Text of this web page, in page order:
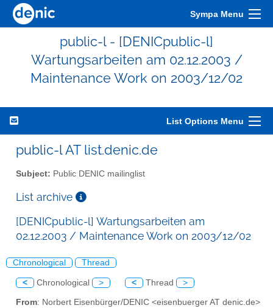
Sympa Menu
public-l - [DENICpublic-l]
Wartungsarbeiten am 02.12.2003 /
Maintenance Work on 2003/12/02
List Options Menu
public-l AT list.denic.de
Subject: Public DENIC mailinglist
List archive
[DENICpublic-l] Wartungsarbeiten am
02.12.2003 / Maintenance Work on 2003/12/02
Chronological Thread
< Chronological > < Thread >
From: Norbert Eisenbürger/DENIC <eisenbuerger AT denic.de>